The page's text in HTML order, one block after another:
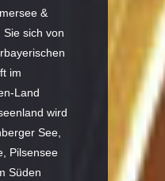
&
sich von
im
Land
wird
See,
Pilsensee
Süden